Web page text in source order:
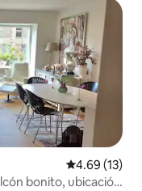
Calificación
4.69 (13)
bonito, ubicación